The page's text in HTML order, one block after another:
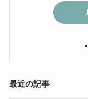
最近の記事